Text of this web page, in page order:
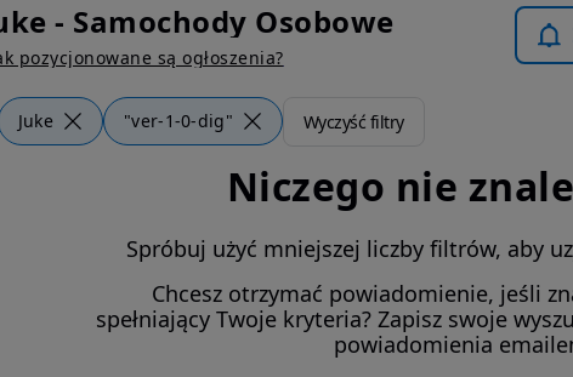
Otomoto News
- Samochody Osobowe
pozycjonowane są ogłoszenia?
Juke "ver-1-0-dig" Wyczyść filtry
Niczego nie
Spróbuj użyć mniejszej liczby filtrów, aby
Chcesz otrzymać powiadomienie, jeśli
spełniający Twoje kryteria? Zapisz swoje
powiadomienia